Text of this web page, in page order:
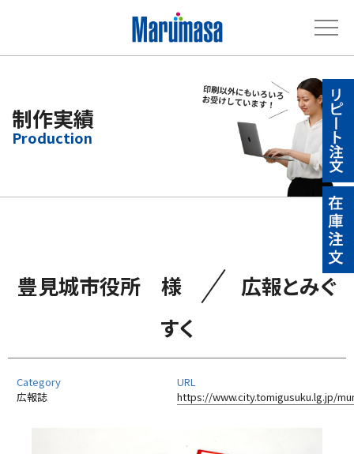
制作実績
豊見城市役所 様 ／ 広報とみぐ
すく
Category
広報誌
URL
https://www.city.tomigusuku.lg.jp/